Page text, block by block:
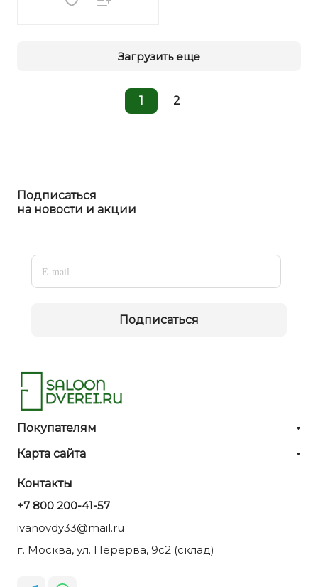
Загрузить еще
1 2
Подписаться
на новости и акции
Подписаться
Покупателям
Карта сайта
Контакты
+7 800 200-41-57
ivanovdy33@mail.ru
г. Москва, ул. Перерва, 9с2 (склад)